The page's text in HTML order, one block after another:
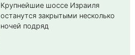
Крупнейшие шоссе Израиля
останутся закрытыми несколько
ночей подряд